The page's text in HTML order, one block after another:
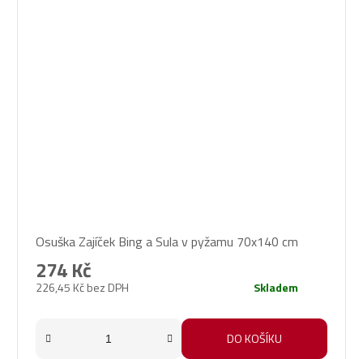
Osuška Zajíček Bing a Sula v pyžamu 70x140 cm
226,45 Kč bez DPH
274 Kč
Skladem
DO KOŠÍKU